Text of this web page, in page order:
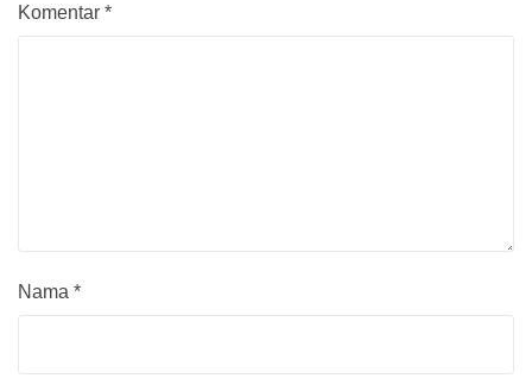
Komentar *
Nama *